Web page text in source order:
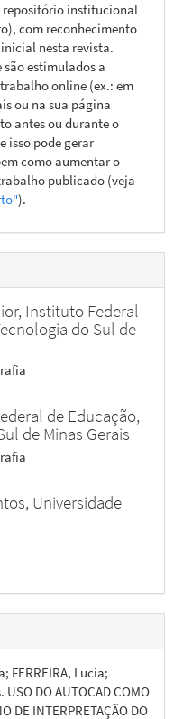
repositório institucional
com reconhecimento
nesta revista.
são estimulados a
online (ex.: em
ou na sua página
antes ou durante o
isso pode gerar
como aumentar o
publicado (veja
).
Instituto Federal
do Sul de
de Educação,
de Minas Gerais
Universidade
FERREIRA, Lucia;
DO AUTOCAD COMO
DE INTERPRETAÇÃO DO